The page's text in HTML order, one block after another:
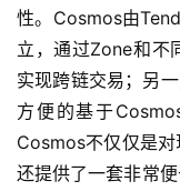
性。Cosmos由
立，通过Zone和不
实现跨链交易；另
方便的基于
Cosmos不仅仅是
还提供了一套非常